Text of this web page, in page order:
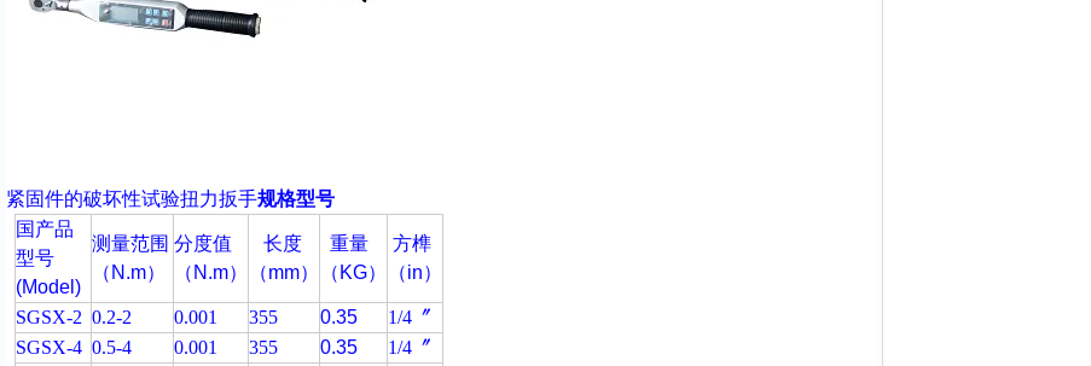
紧固件的破坏性试验扭力扳手规格型号
国产品
型号
(Model)
测量范围
（N.m）
分度值
（N.m）
长度
（mm）
重量
（KG）
方榫
（in）
SGSX-2 0.2-2 0.001 355 0.35
1/4〞
SGSX-4 0.5-4 0.001 355 0.35
1/4〞